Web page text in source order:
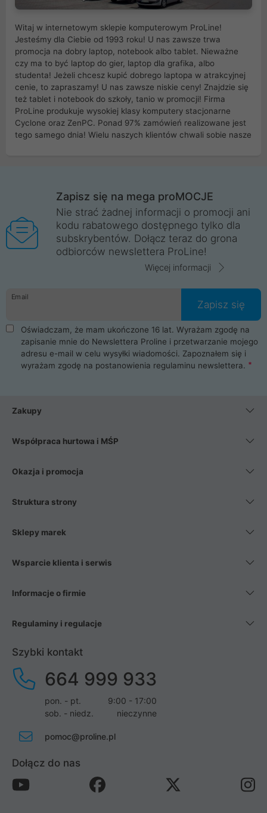
Witaj w internetowym sklepie komputerowym ProLine!
Jesteśmy dla Ciebie od 1993 roku! U nas zawsze trwa
promocja na dobry laptop, notebook albo tablet. Nieważne
czy ma to być laptop do gier, laptop dla grafika, albo
studenta! Jeżeli chcesz kupić dobrego laptopa w atrakcyjnej
cenie, to zapraszamy! U nas zawsze niskie ceny! Znajdzie się
też tablet i notebook do szkoły, tanio w promocji! Firma
ProLine produkuje wysokiej klasy komputery stacjonarne
Cyclone oraz ZenPC. Ponad 97% zamówień realizowane jest
tego samego dnia! Wielu naszych klientów chwali sobie nasze
Wrocław, Poznań, Legnica, Katowice, Gliwice, Kalisz, Bytom,
Trzebnica, Opole. Szybka i profesjonalna obsługa!
ProLine to polska firma ze 100% polskim kapitałem. Działamy
legalnie i płacimy podatki w naszym kraju! Posiadamy siedzibę
główną w Mirkowie oraz salony na terenie kraju. Cała
komunikacja ze sklepem komputerowym ProLine jest
danych osobowych. Dlatego zakup notebooka albo laptopa w
ProLine to czysta przyjemność i pełne bezpieczeństwo.
Zaopatrzysz się u nas w akcesoria i części komputerowe
takie jak procesory, karty graficzne, płyty główne, pamięci,
dyski SSD, M.2 oraz HDD. Nasi pracownicy pomogą Ci wybrać
najlepszy zasilacz komputerowy oraz obudowę do komputera.
Poza komputerami mamy również najlepsze na rynku
Smartfony takich producentów jak Xiaomi, Apple, Samsung i
wentylatory. Na koniec mając już to wszystko, możesz
Zapisz się na mega proMOCJE
Nie strać żadnej informacji o promocji ani
kodu rabatowego dostępnego tylko dla
subskrybentów. Dołącz teraz do grona
odbiorców newslettera ProLine!
Więcej informacji
Email
Zapisz się
Oświadczam, że mam ukończone 16 lat. Wyrażam zgodę na
zapisanie mnie do Newslettera Proline i przetwarzanie mojego
adresu e-mail w celu wysyłki wiadomości. Zapoznałem się i
wyrażam zgodę na postanowienia regulaminu newslettera.
Zakupy
Współpraca hurtowa i MŚP
Okazja i promocja
Struktura strony
Sklepy marek
Wsparcie klienta i serwis
Informacje o firmie
Regulaminy i regulacje
Szybki kontakt
664 999 933
pon. - pt.
9:00 - 17:00
sob. - niedz.
nieczynne
pomoc@proline.pl
Dołącz do nas